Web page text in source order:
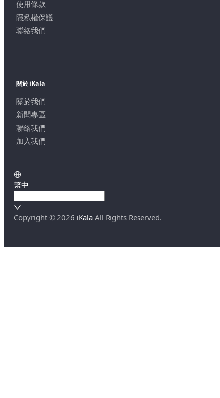
使用條款
隱私權保護
聯絡我們
關於 iKala
關於我們
新聞專區
聯絡我們
加入我們
繁中
Copyright © 2026 iKala All Rights Reserved.